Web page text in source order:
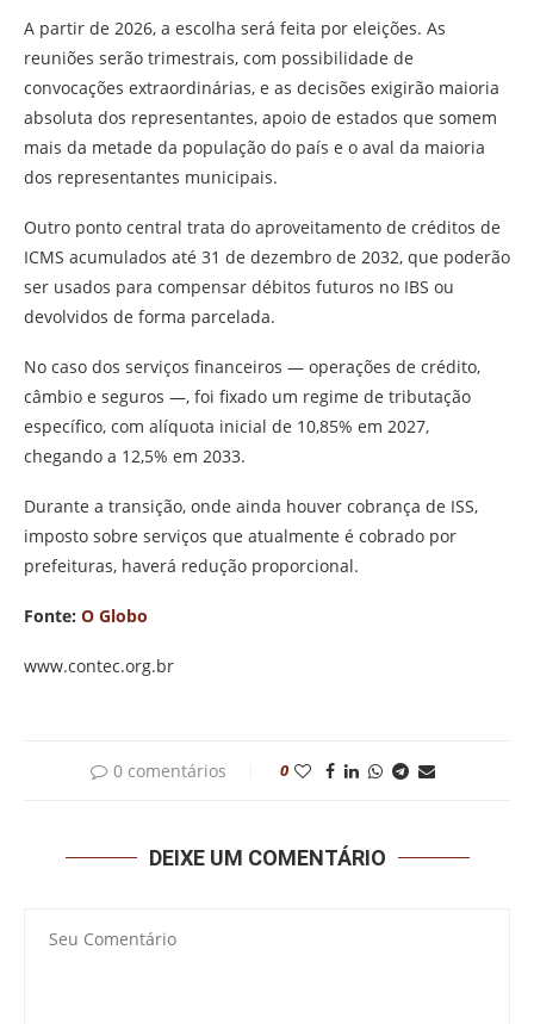
A partir de 2026, a escolha será feita por eleições. As
reuniões serão trimestrais, com possibilidade de
convocações extraordinárias, e as decisões exigirão maioria
absoluta dos representantes, apoio de estados que somem
mais da metade da população do país e o aval da maioria
dos representantes municipais.
Outro ponto central trata do aproveitamento de créditos de
ICMS acumulados até 31 de dezembro de 2032, que poderão
ser usados para compensar débitos futuros no IBS ou
devolvidos de forma parcelada.
No caso dos serviços financeiros — operações de crédito,
câmbio e seguros —, foi fixado um regime de tributação
específico, com alíquota inicial de 10,85% em 2027,
chegando a 12,5% em 2033.
Durante a transição, onde ainda houver cobrança de ISS,
imposto sobre serviços que atualmente é cobrado por
prefeituras, haverá redução proporcional.
Fonte: O Globo
www.contec.org.br
0 comentários 0
DEIXE UM COMENTÁRIO